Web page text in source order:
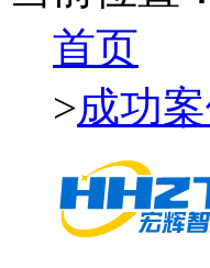
首页
>成功案